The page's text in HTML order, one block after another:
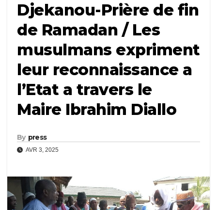
Djekanou-Prière de fin
de Ramadan / Les
musulmans expriment
leur reconnaissance a
l’Etat a travers le
Maire Ibrahim Diallo
By press
AVR 3, 2025